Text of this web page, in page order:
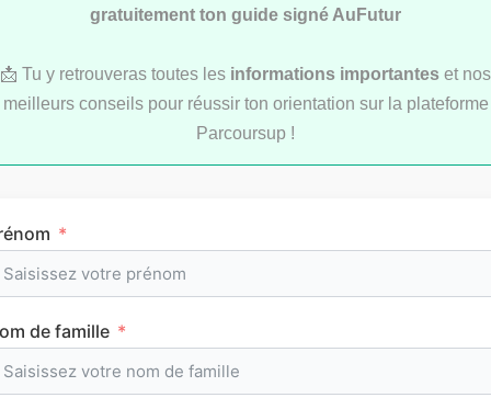
Service Civique : les secrets d’une bonne lettre
Les articles les
plus consultés
gratuitement ton guide signé AuFutur
📩 Tu y retrouveras toutes les informations importantes et nos
meilleurs conseils pour réussir ton orientation sur la plateforme
Parcoursup !
de famille